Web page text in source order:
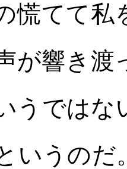
慌てて私
が響き渡
うではな
いうのだ